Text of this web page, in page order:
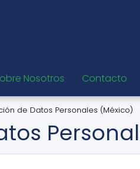
Nosotros Contacto
de Datos Personales (México)